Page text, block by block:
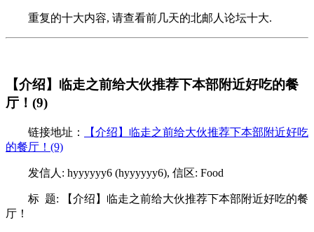
重复的十大内容, 请查看前几天的北邮人论坛十大.
【介绍】临走之前给大伙推荐下本部附近好吃的餐
厅！(9)
链接地址：
【介绍】临走之前给大伙推荐下本部附近好吃
的餐厅！(9)
发信人: hyyyyyy6 (hyyyyyy6), 信区: Food
标 题: 【介绍】临走之前给大伙推荐下本部附近好吃的餐
厅！